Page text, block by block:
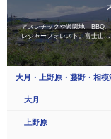
アスレチックや遊園地、BBQ
レジャーフォレスト。富士山...
大月・上野原・藤野・相模
大月
上野原